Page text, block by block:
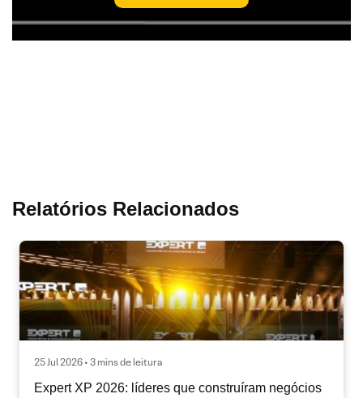
Relatórios Relacionados
25 Jul 2026 • 3 mins de leitura
Expert XP 2026: líderes que construíram negócios